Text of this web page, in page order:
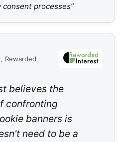
processes”
, Rewarded
believes the
confronting
banners is
need to be a